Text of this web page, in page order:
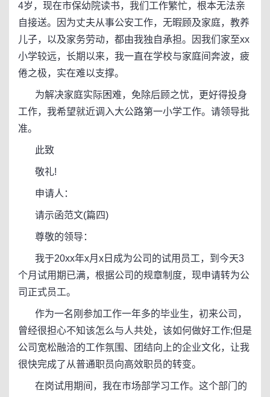
4岁，现在市保幼院读书，我们工作繁忙，根本无法亲
自接送。因为丈夫从事公安工作，无暇顾及家庭，教养
儿子，以及家务劳动，都由我独自承担。因我们家至xx
小学较远，长期以来，我一直在学校与家庭间奔波，疲
倦之极，实在难以支撑。
为解决家庭实际困难，免除后顾之忧，更好得投身
工作，我希望就近调入大公路第一小学工作。请领导批
准。
此致
敬礼!
申请人：
请示函范文(篇四)
尊敬的领导：
我于20xx年x月x日成为公司的试用员工，到今天3
个月试用期已满，根据公司的规章制度，现申请转为公
司正式员工。
作为一名刚参加工作一年多的毕业生，初来公司，
曾经很担心不知该怎么与人共处，该如何做好工作;但是
公司宽松融洽的工作氛围、团结向上的企业文化，让我
很快完成了从普通职员向高效职员的转变。
在岗试用期间，我在市场部学习工作。这个部门的